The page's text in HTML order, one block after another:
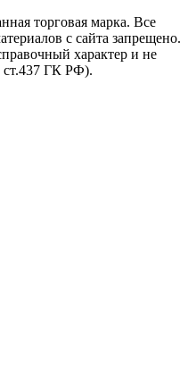
торговая марка. Все
с сайта запрещено.
характер и не
ст.437 ГК РФ).